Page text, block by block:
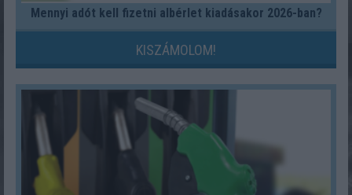
Mennyi adót kell fizetni albérlet kiadásakor 2026-ban?
KISZÁMOLOM!